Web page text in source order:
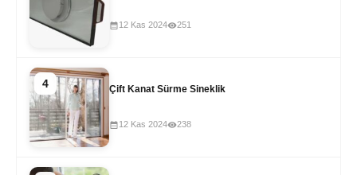
12 Kas 2024 251
4 Çift Kanat Sürme Sineklik
12 Kas 2024 238